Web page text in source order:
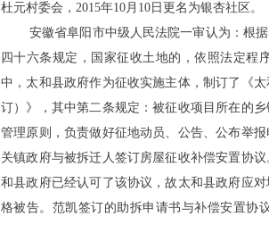
杜元村委会，2015年10月10日更名为银杏社区。
安徽省阜阳市中级人民法院一审认为：根
四十六条规定，国家征收土地的，依照法定程
中，太和县政府作为征收实施主体，制订了《
订）》，其中第二条规定：被征收项目所在的
管理原则，负责做好征地动员、公告、公布举
关镇政府与被拆迁人签订房屋征收补偿安置协
和县政府已经认可了该协议，故太和县政府应
格被告。范凯签订的助拆申请书与补偿安置协